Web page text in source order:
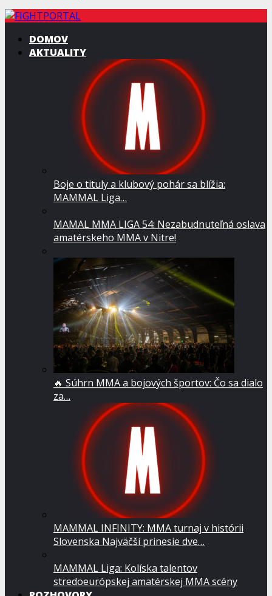
DOMOV
AKTUALITY
Boje o tituly a klubový pohár sa blížia:
MAMMAL Liga…
MAMAL MMA LIGA 54: Nezabudnuteľná oslava
amatérskeho MMA v Nitre!
🔥 Súhrn MMA a bojových športov: Čo sa dialo
za…
MAMMAL INFINITY: MMA turnaj v histórii
Slovenska Najväčší prinesie dve…
MAMMAL Liga: Kolíska talentov
stredoeurópskej amatérskej MMA scény